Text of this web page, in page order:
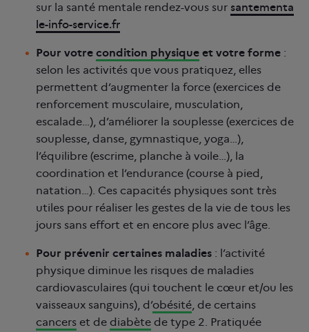
sur la santé mentale rendez-vous sur santementa
le-info-service.fr
Pour votre condition physique et votre forme :
selon les activités que vous pratiquez, elles
permettent d’augmenter la force (exercices de
renforcement musculaire, musculation,
escalade…), d’améliorer la souplesse (exercices de
souplesse, danse, gymnastique, yoga…),
l’équilibre (escrime, planche à voile…), la
coordination et l’endurance (course à pied,
natation…). Ces capacités physiques sont très
utiles pour réaliser les gestes de la vie de tous les
jours sans effort et en encore plus avec l’âge.
Pour prévenir certaines maladies : l’activité
physique diminue les risques de maladies
cardiovasculaires (qui touchent le cœur et/ou les
vaisseaux sanguins), d’obésité, de certains
cancers et de diabète de type 2. Pratiquée